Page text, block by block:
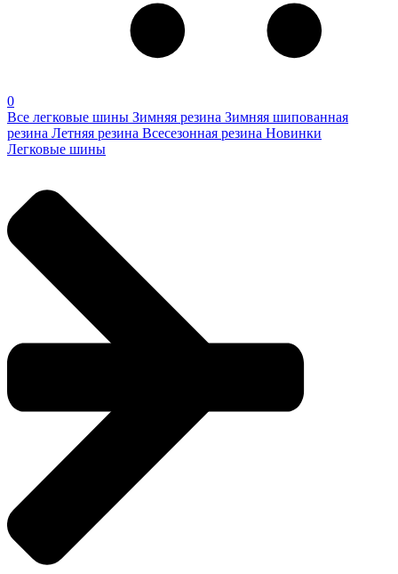
0
Все легковые шины Зимняя резина Зимняя шипованная
резина Летняя резина Всесезонная резина Новинки
Легковые шины